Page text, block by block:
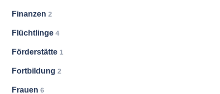
Finanzen 2
Flüchtlinge 4
Förderstätte 1
Fortbildung 2
Frauen 6